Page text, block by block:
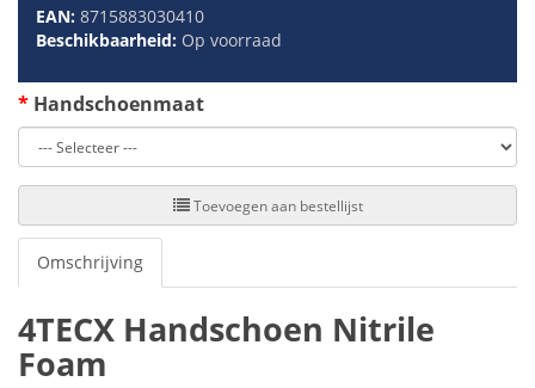
EAN: 8715883030410
Beschikbaarheid: Op voorraad
Handschoenmaat
Toevoegen aan bestellijst
Omschrijving
4TECX Handschoen Nitrile
Foam